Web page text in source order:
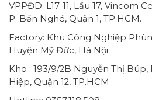
VPPĐD: L17-11, Lầu 17, Vincom
P. Bến Nghé, Quận 1, TP.HCM.
Factory: Khu Công Nghiệp
Huyện Mỹ Đức, Hà Nội
Kho : 193/9/2B Nguyễn Thị Búp,
Hiệp, Quận 12, TP.HCM